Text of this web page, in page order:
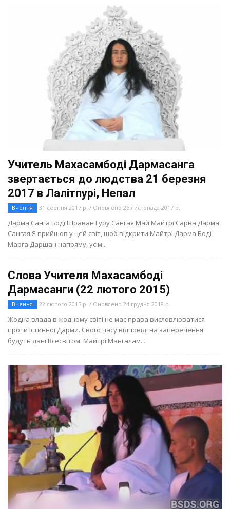
Учитель Махасамбоді Дармасанга
звертається до людства 21 березня
2017 в Лалітпурі, Непал
Вчення 31 серпня 2017 р. / Оновлено 26 листопада 2017 р.
Дарма Санга Боді Шраван Гуру Сангая Май Майтрі Сарва Дарма
Сангая Я прийшов у цей світ, щоб відкрити Майтрі Дарма Боді
Марга Даршан напряму, усім...
Слова Учителя Махасамбоді
Дармасанги (22 лютого 2015)
Вчення 22 лютого 2015 р. / Оновлено 24 грудня 2018 р.
Жодна влада в жодному світі не має права висловлюватися
проти Істинної Дарми. Свого часу відповіді на заперечення
будуть дані Всесвітом. Майтрі Мангалам...